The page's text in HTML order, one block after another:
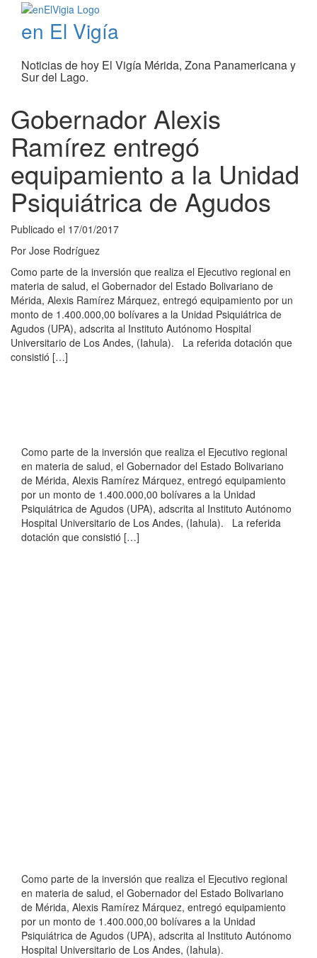
en El Vigía
Noticias de hoy El Vigía Mérida, Zona Panamericana y
Sur del Lago.
Gobernador Alexis
Ramírez entregó
equipamiento a la Unidad
Psiquiátrica de Agudos
Publicado el 17/01/2017
Por Jose Rodríguez
Como parte de la inversión que realiza el Ejecutivo regional en
materia de salud, el Gobernador del Estado Bolivariano de
Mérida, Alexis Ramírez Márquez, entregó equipamiento por un
monto de 1.400.000,00 bolívares a la Unidad Psiquiátrica de
Agudos (UPA), adscrita al Instituto Autónomo Hospital
Universitario de Los Andes, (Iahula). La referida dotación que
consistió […]
Como parte de la inversión que realiza el Ejecutivo regional
en materia de salud, el Gobernador del Estado Bolivariano
de Mérida, Alexis Ramírez Márquez, entregó equipamiento
por un monto de 1.400.000,00 bolívares a la Unidad
Psiquiátrica de Agudos (UPA), adscrita al Instituto Autónomo
Hospital Universitario de Los Andes, (Iahula). La referida
dotación que consistió […]
Como parte de la inversión que realiza el Ejecutivo regional
en materia de salud, el Gobernador del Estado Bolivariano
de Mérida, Alexis Ramírez Márquez, entregó equipamiento
por un monto de 1.400.000,00 bolívares a la Unidad
Psiquiátrica de Agudos (UPA), adscrita al Instituto Autónomo
Hospital Universitario de Los Andes, (Iahula).